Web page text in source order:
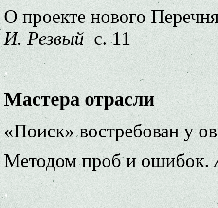
О проекте нового
И. Резвыйс. 11
.
Мастера отрасли
«Поиск» востребован у
Методом проб и ошибок.
.